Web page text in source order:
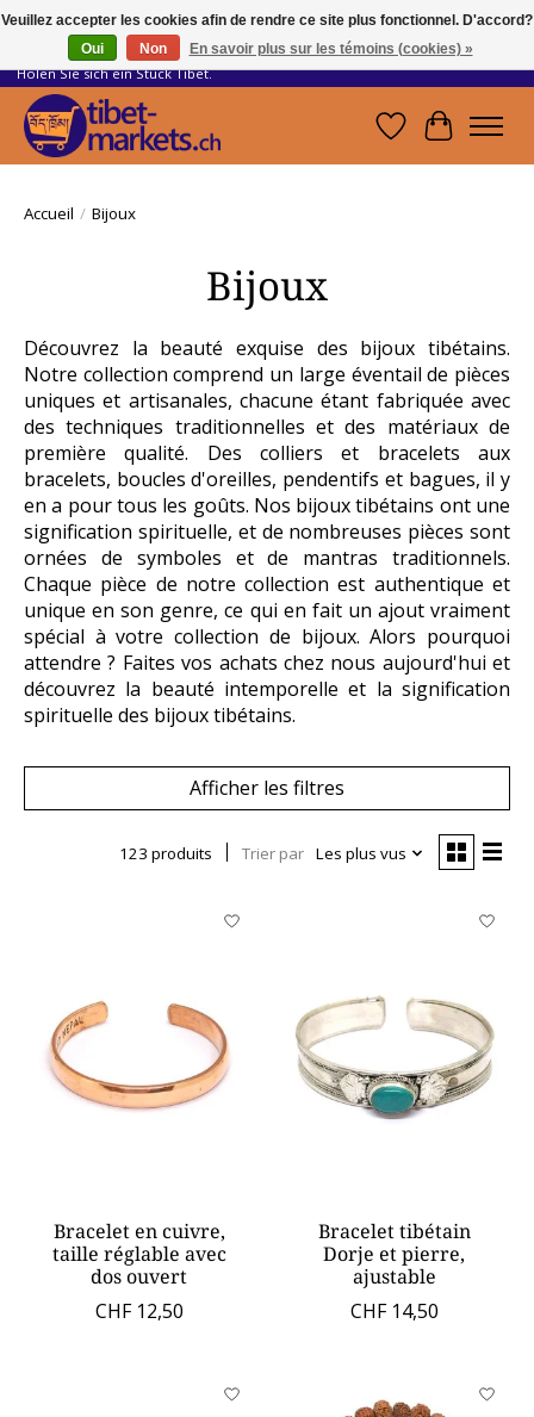
Handwerkskunst vom Dach der Welt.
Holen Sie sich ein Stück Tibet.
Liste dePanier
Accueil / Bijoux
Bijoux
Découvrez la beauté exquise des bijoux tibétains.
Notre collection comprend un large éventail de pièces
uniques et artisanales, chacune étant fabriquée avec
des techniques traditionnelles et des matériaux de
première qualité. Des colliers et bracelets aux
bracelets, boucles d'oreilles, pendentifs et bagues, il y
en a pour tous les goûts. Nos bijoux tibétains ont une
signification spirituelle, et de nombreuses pièces sont
ornées de symboles et de mantras traditionnels.
Chaque pièce de notre collection est authentique et
unique en son genre, ce qui en fait un ajout vraiment
spécial à votre collection de bijoux. Alors pourquoi
attendre ? Faites vos achats chez nous aujourd'hui et
découvrez la beauté intemporelle et la signification
spirituelle des bijoux tibétains.
Afficher les filtres
123 produits Trier par Les plus vus
Bracelet en cuivre,
taille réglable avec
dos ouvert
CHF 12,50
Bracelet tibétain
Dorje et pierre,
ajustable
CHF 14,50
Veuillez accepter les cookies afin de rendre ce site plus fonctionnel. D'accord?
Oui
Non En savoir plus sur les témoins (cookies) »